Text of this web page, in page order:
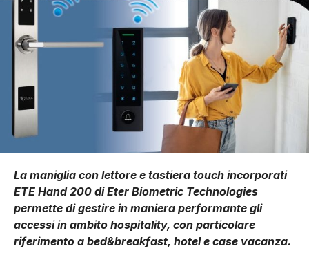
La maniglia con lettore e tastiera touch incorporati
ETE Hand 200 di Eter Biometric Technologies
permette di gestire in maniera performante gli
accessi in ambito hospitality, con particolare
riferimento a bed&breakfast, hotel e case vacanza.